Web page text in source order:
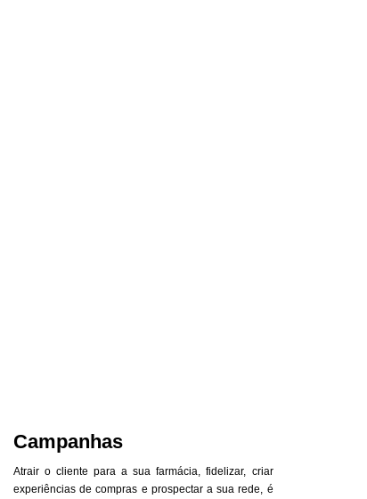
Campanhas
Atrair o cliente para a sua farmácia, fidelizar, criar
experiências de compras e prospectar a sua rede, é